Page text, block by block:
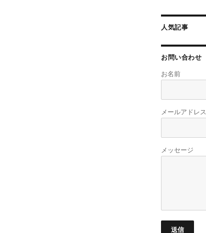
人気記事
お問い合わせ
お名前
メールアドレス
メッセージ
送信